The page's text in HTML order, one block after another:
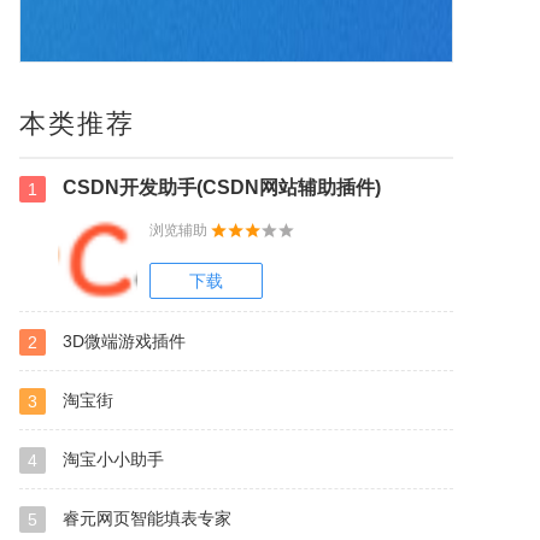
本类推荐
1 CSDN开发助手(CSDN网站辅助插件)
浏览辅助
下载
2 3D微端游戏插件
3 淘宝街
4 淘宝小小助手
5 睿元网页智能填表专家